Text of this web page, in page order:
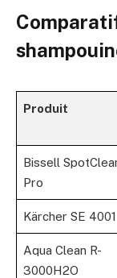
Produit
Bissell
Pro
Kärcher SE 4001
Aqua Clean R-
3000H2O